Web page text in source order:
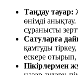
Таңдау тауар:
өнімді
сұранысты
Сатуларға
қамтуды
ескере отырып,
Пікірлермен